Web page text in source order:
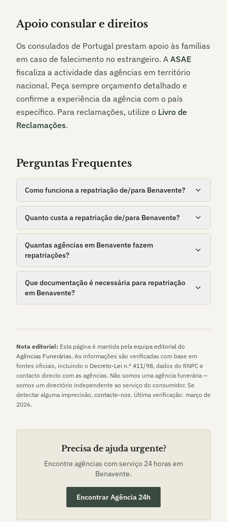
Apoio consular e direitos
Os consulados de Portugal prestam apoio às famílias
em caso de falecimento no estrangeiro. A ASAE
fiscaliza a actividade das agências em território
nacional. Peça sempre orçamento detalhado e
confirme a experiência da agência com o país
específico. Para reclamações, utilize o Livro de
Reclamações.
Perguntas Frequentes
Como funciona a repatriação de/para Benavente?
Quanto custa a repatriação de/para Benavente?
Quantas agências em Benavente fazem
repatriações?
Que documentação é necessária para repatriação
em Benavente?
Nota editorial: Esta página é mantida pela equipa editorial do
Agências Funerárias. As informações são verificadas com base em
fontes oficiais, incluindo o Decreto-Lei n.º 411/98, dados do RNPC e
contacto directo com as agências. Não somos uma agência funerária —
somos um directório independente ao serviço do consumidor. Se
detectar alguma imprecisão, contacte-nos. Última verificação: março de
2026.
Precisa de ajuda urgente?
Encontre agências com serviço 24 horas em
Benavente.
Encontrar Agência 24h